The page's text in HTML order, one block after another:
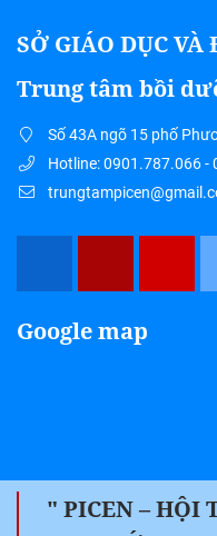
" PICEN – HỘI
SỞ GIÁO DỤC
Trung tâm bồi
Số 43A ngõ 15 phố
Hotline: 0901.787.066 -
Google map